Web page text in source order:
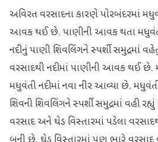
અવિરત વરસાદના કારણે પોરબંદરમાં
આવક થઈ છે. પાણીની આવક થતા
નદીનું પાણી શિવલિંગને સ્પર્શી સમુદ્રમાં
વરસાદથી નદીમાં પાણીની આવક થઈ
મધુવંતી નદીમાં નવા નીર આવ્યા છે.
શિવની શિવલિંગને સ્પર્શી સમુદ્રમાં વહી
વરસાદ અને ઘેડ વિસ્તારમાં પડેલા